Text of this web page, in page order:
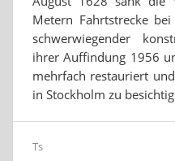
Metern Fahrtstrecke
schwerwiegender
ihrer Auffindung 1956
mehrfach restauriert
in Stockholm zu
Ts